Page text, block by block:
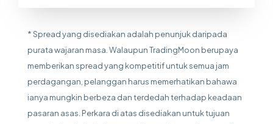
* Spread yang disediakan adalah penunjuk daripada
purata wajaran masa. Walaupun TradingMoon berupaya
memberikan spread yang kompetitif untuk semua jam
perdagangan, pelanggan harus memerhatikan bahawa
ianya mungkin berbeza dan terdedah terhadap keadaan
pasaran asas. Perkara di atas disediakan untuk tujuan